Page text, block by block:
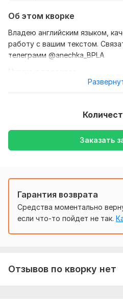
Об этом кворке
Владею английским языком,
работу с вашим текстом.
телеграмм @anechka_BPLA
Ожидаю от вас текст,
английского на русский и
Тематика:
Красота и мода,
и услуги,
с Английского на Русский
Объем услуги в кворке: 700
Заказать
Гарантия возврата
Средства моментально
если что-то пойдет не так.
Отзывов по кворку нет